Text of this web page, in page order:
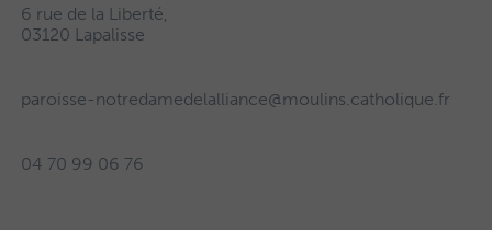
6 rue de la Liberté,
03120 Lapalisse
paroisse-notredamedelalliance@moulins.catholique.fr
04 70 99 06 76